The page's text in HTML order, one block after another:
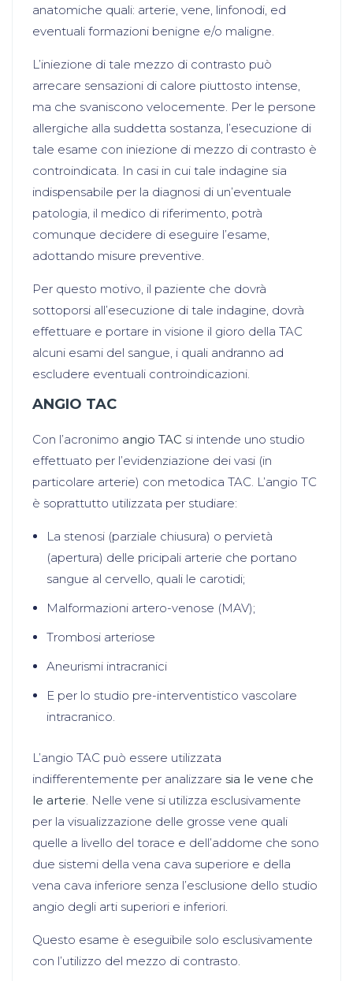
anatomiche quali: arterie, vene, linfonodi, ed
eventuali formazioni benigne e/o maligne.
L’iniezione di tale mezzo di contrasto può
arrecare sensazioni di calore piuttosto intense,
ma che svaniscono velocemente. Per le persone
allergiche alla suddetta sostanza, l’esecuzione di
tale esame con iniezione di mezzo di contrasto è
controindicata. In casi in cui tale indagine sia
indispensabile per la diagnosi di un’eventuale
patologia, il medico di riferimento, potrà
comunque decidere di eseguire l’esame,
adottando misure preventive.
Per questo motivo, il paziente che dovrà
sottoporsi all’esecuzione di tale indagine, dovrà
effettuare e portare in visione il gioro della TAC
alcuni esami del sangue, i quali andranno ad
escludere eventuali controindicazioni.
ANGIO TAC
Con l’acronimo angio TAC si intende uno studio
effettuato per l’evidenziazione dei vasi (in
particolare arterie) con metodica TAC. L’angio TC
è soprattutto utilizzata per studiare:
La stenosi (parziale chiusura) o pervietà
(apertura) delle pricipali arterie che portano
sangue al cervello, quali le carotidi;
Malformazioni artero-venose (MAV);
Trombosi arteriose
Aneurismi intracranici
E per lo studio pre-interventistico vascolare
intracranico.
L’angio TAC può essere utilizzata
indifferentemente per analizzare sia le vene che
le arterie. Nelle vene si utilizza esclusivamente
per la visualizzazione delle grosse vene quali
quelle a livello del torace e dell’addome che sono
due sistemi della vena cava superiore e della
vena cava inferiore senza l’esclusione dello studio
angio degli arti superiori e inferiori.
Questo esame è eseguibile solo esclusivamente
con l’utilizzo del mezzo di contrasto.